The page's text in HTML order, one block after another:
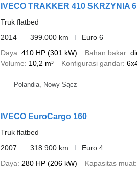
IVECO TRAKKER 410 SKRZYNIA
Truk flatbed
2014
399.000 km
Euro 6
Daya 410 HP (301 kW) Bahan bakar
Volume
10,2 m³ Konfigurasi gandar
Polandia, Nowy Sącz
IVECO EuroCargo 160
Truk flatbed
2007
318.900 km
Euro 4
Daya
280 HP (206 kW) Kapasitas muat